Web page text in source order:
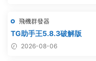
飛機群發器
TG助手王5.8.3破解版
2026-08-06